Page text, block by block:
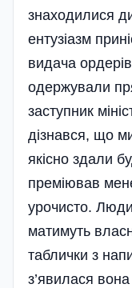
знаходилися
ентузіазм
видача
одержували
заступник
дізнався, що
якісно здали
преміював
урочисто.
матимуть
таблички з
з’явилася